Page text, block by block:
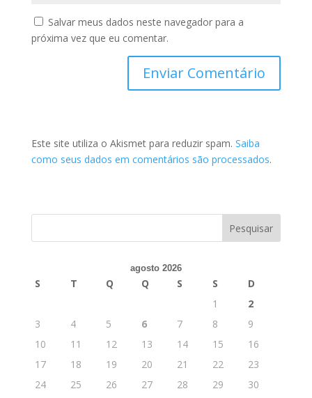
Salvar meus dados neste navegador para a
próxima vez que eu comentar.
Este site utiliza o Akismet para reduzir spam. Saiba
como seus dados em comentários são processados.
agosto 2026
S T Q Q S S
D
1
2
3
4 5 6 7 8
9
10
11 12 13 14 15
16
17
18 19 20 21 22
23
24
25 26 27 28 29
30